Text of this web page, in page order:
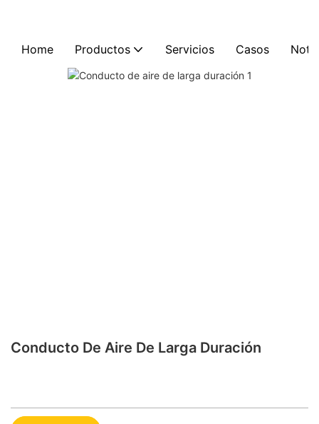
Home Productos Servicios Casos
Conducto De Aire De Larga Duración